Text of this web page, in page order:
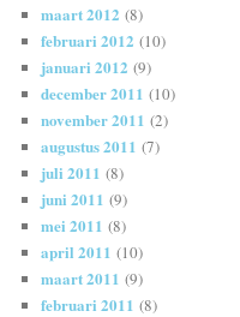
maart 2012 (8)
februari 2012 (10)
januari 2012 (9)
december 2011 (10)
november 2011 (2)
augustus 2011 (7)
juli 2011 (8)
juni 2011 (9)
mei 2011 (8)
april 2011 (10)
maart 2011 (9)
februari 2011 (8)